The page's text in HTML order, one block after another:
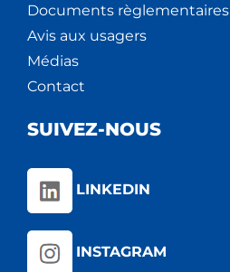
Documents règlementaires
Avis aux usagers
Médias
Contact
SUIVEZ-NOUS
LINKEDIN
INSTAGRAM